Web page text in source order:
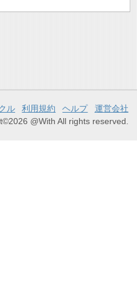
ル 利用規約 ヘルプ
運営会社
@With All rights reserved.